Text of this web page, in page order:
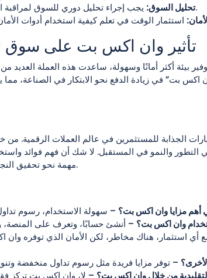
تحليل السوق:يجب إجراء تحليل دوري للسوق لمراقبة الاتجاهات وحركة الأسعار.
تأثير وان اكس بت على سوق
بيئة أكثر أمانًا وسهولة، ساعدت هذه العملة العديد
اكس بت” في زيادة الدفع نحو الابتكار في الصناعة،
الجذابة للمستثمرين في عالم العملات الرقمية. من
التطور والنمو في المستقبل. لا شك أن فهم فوائد
مهمة نحو تحقيق النجاح في مجال العملات الرقمية.
أهم مزايا وان اكس بت؟
وان اكس بت؟
أي استثمار، هناك مخاطر، لكن الأمان الذي توفره
من خلال وان اكس بت؟